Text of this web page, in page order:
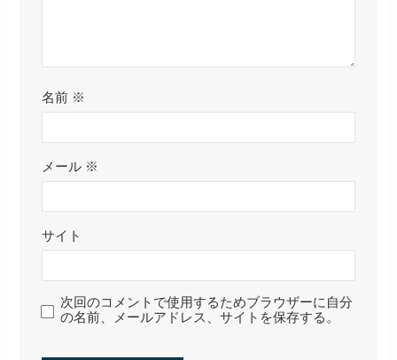
名前 ※
メール ※
サイト
次回のコメントで使用するためブラウザーに自分
の名前、メールアドレス、サイトを保存する。